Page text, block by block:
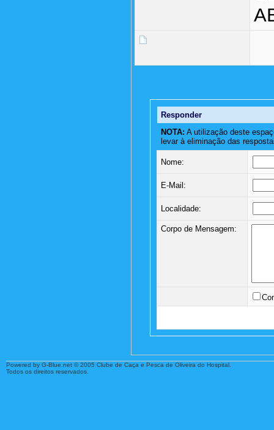
Responder
NOTA: A utilização deste
levar à eliminação das
Nome:
E-Mail:
Localidade:
Corpo de Mensagem:
Powered by G-Blue.net © 2005 Clube de Caça e Pesca de Oliveira do Hospital.
Todos os direitos reservados.